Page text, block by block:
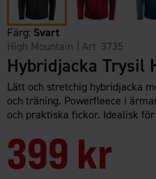
Färg: Svart
High Mountain
| Art 3735
Hybridjacka Trysil
Lätt och stretchig hybridjacka
och träning. Powerfleece i
och praktiska fickor. Idealisk
399 kr